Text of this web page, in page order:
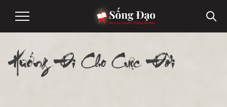
Hướng Đi Cho Cuộc Đời